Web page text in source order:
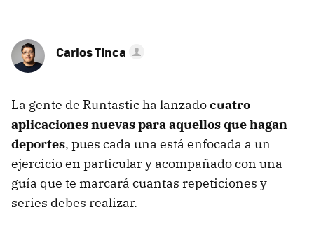
Carlos Tinca
La gente de Runtastic ha lanzadocuatro
aplicaciones nuevas para aquellos que hagan
deportes, pues cada una está enfocada a un
ejercicio en particular y acompañado con una
guía que te marcará cuantas repeticiones y
series debes realizar.